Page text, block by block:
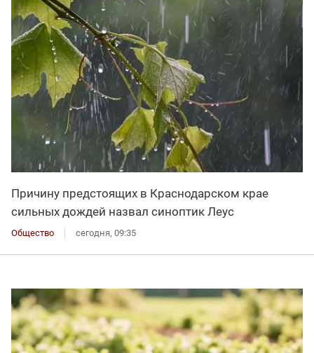
Причину предстоящих в Краснодарском крае
сильных дождей назвал синоптик Леус
Общество сегодня, 09:35